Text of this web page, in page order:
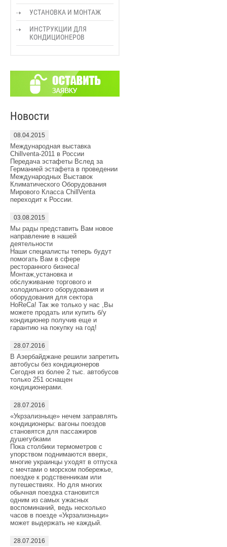
УСТАНОВКА И МОНТАЖ
ИНСТРУКЦИИ ДЛЯ
КОНДИЦИОНЕРОВ
Новости
08.04.2015
Международная выставка
Chillventa-2011 в России
Передача эстафеты Вслед за
Германией эстафета в проведении
Международных Выставок
Климатического Оборудования
Мирового Класса ChillVenta
переходит к России.
03.08.2015
Мы рады представить Вам новое
направление в нашей
деятельности
Наши специалисты теперь будут
помогать Вам в сфере
ресторанного бизнеса!
Монтаж,установка и
обслуживание торгового и
холодильного оборудования и
оборудования для сектора
HoReCa! Так же только у нас ,Вы
можете продать или купить б/у
кондиционер получив еще и
гарантию на покупку на год!
28.07.2016
В Азербайджане решили запретить
автобусы без кондиционеров
Сегодня из более 2 тыс. автобусов
только 251 оснащен
кондиционерами.
28.07.2016
«Укрзализныце» нечем заправлять
кондиционеры: вагоны поездов
становятся для пассажиров
душегубками
Пока столбики термометров с
упорством поднимаются вверх,
многие украинцы уходят в отпуска
с мечтами о морском побережье,
поездке к родственникам или
путешествиях. Но для многих
обычная поездка становится
одним из самых ужасных
воспоминаний, ведь несколько
часов в поезде «Укрзализныци»
может выдержать не каждый.
28.07.2016